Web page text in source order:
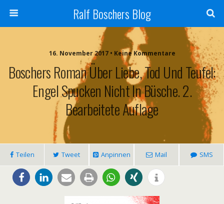
Ralf Boschers Blog
16. November 2017 • Keine Kommentare
Boschers Roman Über Liebe, Tod Und Teufel:
Engel Spucken Nicht In Büsche. 2.
Bearbeitete Auflage
Teilen Tweet Anpinnen Mail SMS